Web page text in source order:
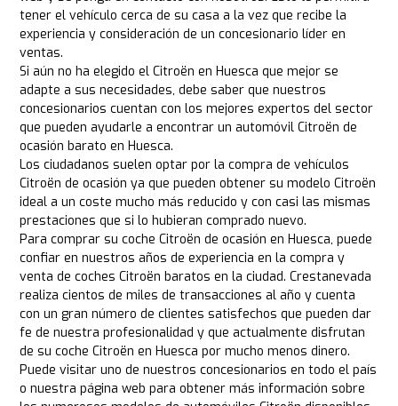
tener el vehículo cerca de su casa a la vez que recibe la
experiencia y consideración de un concesionario líder en
ventas.
Si aún no ha elegido el Citroën en Huesca que mejor se
adapte a sus necesidades, debe saber que nuestros
concesionarios cuentan con los mejores expertos del sector
que pueden ayudarle a encontrar un automóvil Citroën de
ocasión barato en Huesca.
Los ciudadanos suelen optar por la compra de vehículos
Citroën de ocasión ya que pueden obtener su modelo Citroën
ideal a un coste mucho más reducido y con casi las mismas
prestaciones que si lo hubieran comprado nuevo.
Para comprar su coche Citroën de ocasión en Huesca, puede
confiar en nuestros años de experiencia en la compra y
venta de coches Citroën baratos en la ciudad. Crestanevada
realiza cientos de miles de transacciones al año y cuenta
con un gran número de clientes satisfechos que pueden dar
fe de nuestra profesionalidad y que actualmente disfrutan
de su coche Citroën en Huesca por mucho menos dinero.
Puede visitar uno de nuestros concesionarios en todo el país
o nuestra página web para obtener más información sobre